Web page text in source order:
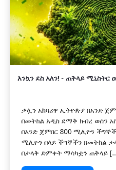
እንኳን ደስ አለን! - ጠቅላይ ሚኒስትር
ቃሏን አክባሪዋ ኢትዮጵያ በአንድ
በመትከል አዲስ ደማቅ ክብረ ወሰን
በአንድ ጀምበር 800 ሚሊዮን
ሚሊዮን በላይ ችግኞችን በመትከል
በታላቅ ድምቀት ማሳካቷን ጠቅላይ